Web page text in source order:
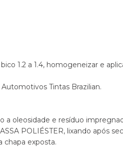
1.2 a 1.4, homogeneizar e
Automotivos Tintas Brazilian.
oleosidade e resíduo
POLIÉSTER, lixando após
chapa exposta.